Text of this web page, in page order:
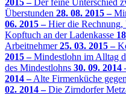
Überstunden 28. 08. 2015 –
06. 2015 –Hier die Rechnung,
Kopftuch an der Ladenkasse
Arbeitnehmer25. 03. 2015 –
2015 –Mindestlohn im Alltag
des Mindestlohns 30. 09. 2014
2014 –Alte Firmenküche
02. 2014 –Die Zirndorfer